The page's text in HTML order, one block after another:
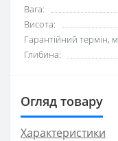
Вага:
Висота:
Гарантійний термін,
Глибина:
Огляд товару
Характеристики